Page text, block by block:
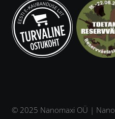
© 2025 Nanomaxi OÜ |